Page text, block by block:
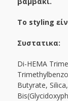
Το styling
Συστατικα:
Di-HEMA
Butyrate,